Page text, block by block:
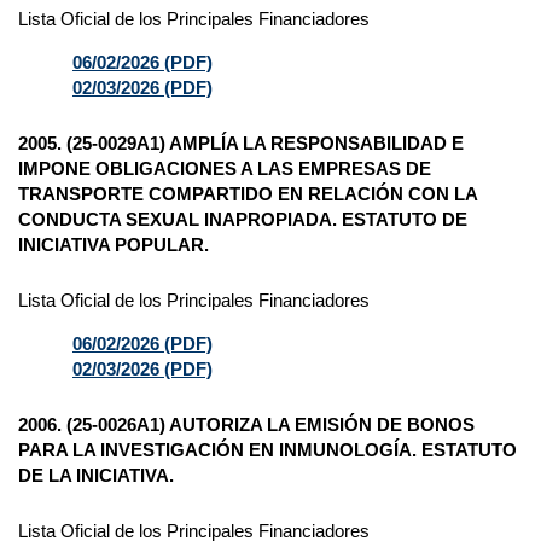
Lista Oficial de los Principales Financiadores
06/02/2026 (PDF)
02/03/2026 (PDF)
2005. (25-0029A1) AMPLÍA LA RESPONSABILIDAD E
IMPONE OBLIGACIONES A LAS EMPRESAS DE
TRANSPORTE COMPARTIDO EN RELACIÓN CON LA
CONDUCTA SEXUAL INAPROPIADA. ESTATUTO DE
INICIATIVA POPULAR.
Lista Oficial de los Principales Financiadores
06/02/2026 (PDF)
02/03/2026 (PDF)
2006. (25-0026A1) AUTORIZA LA EMISIÓN DE BONOS
PARA LA INVESTIGACIÓN EN INMUNOLOGÍA. ESTATUTO
DE LA INICIATIVA.
Lista Oficial de los Principales Financiadores